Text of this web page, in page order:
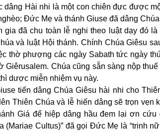
dâng Hài nhi là một con chiên đực được
Đức Mẹ và thánh Giuse đã dâng
gia đã chu toàn lễ nghi theo luật dạy đó
và luật Hội thánh. Chính Chúa Giêsu
thờ phượng các ngày Sabath tức ngày
Giêrusalem. Chúa cũng sẵn sàng nộp
dược miễn nhiệm vụ này.
tiến dâng Chúa Giêsu hài nhi cho
Thiên Chúa và lễ hiến dâng sẽ trọn vẹn
Giá để hiệp dâng hầu đem lại ơn cứu
(Mariae Cultus)” đã gọi Đức Mẹ là “trinh